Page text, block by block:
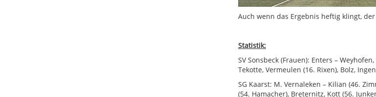
Auch wenn das Ergebnis heftig klingt,
Statistik:
SV Sonsbeck (Frauen): Enters –
Tekotte, Vermeulen (16. Rixen), Bolz,
SG Kaarst: M. Vernaleken – Kilian (46.
(54. Hamacher), Breternitz, Kott (56.